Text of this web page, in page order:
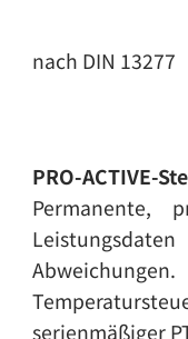
nach DIN 13277
PRO-ACTIVE-
Permanente,
serienmäßiger